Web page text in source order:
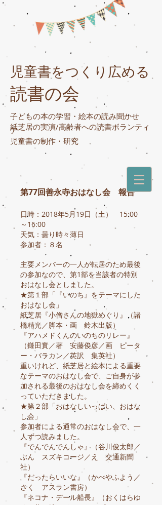
児童書をつくり広める
読書の会
子どもの本の学習・絵本の読み聞かせ
紙芝居の実演/高齢者への読書ボランティ
ア
​児童書の制作・研究
第77回善永寺おはなし会 報告
日時：2018年5月19日（土） 15:00
～16:00
天気：曇り時々薄日
参加者：８名
主要メンバーの一人が転居のため最後
の参加なので、第1部を当該者の特別
おはなし会としました。
★第１部「『いのち』をテーマにした
おはなし会」
紙芝居『小僧さんの地獄めぐり』（諸
橋精光／脚本・画 鈴木出版）
『アハメドくんのいのちのリレー』
（鎌田實／著 安藤俊彦／画 ピータ
ー・バラカン／英訳 集英社）
重いけれど、紙芝居と絵本による重要
なテーマのおはなし会で、ご自身が参
加される最後のおはなし会を締めくく
っていただきました。
★第２部「おはなしいっぱい、おはな
し会」
参加者による通常のおはなし会で、一
人ずつ読みました。
『でんでんでんしゃ』（谷川俊太郎／
ぶん スズキコージ／え 交通新聞
社）
『だったらいいな』（かべやふよう／
さく アスラン書房）
『ネコナ・デール船長』（おくはらゆ